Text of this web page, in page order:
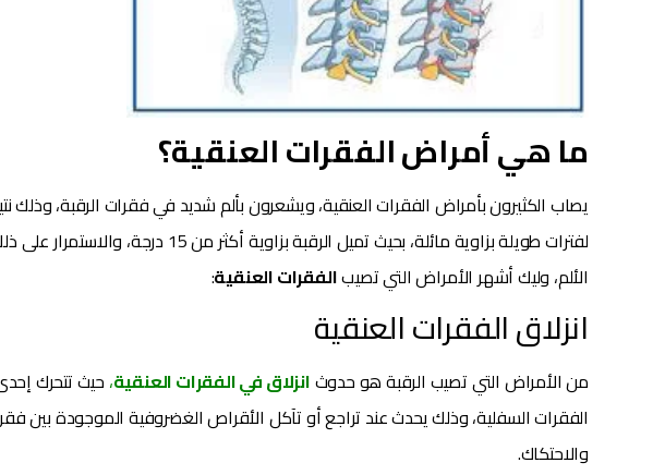
ما هي أمراض الفقرات العنقية؟
يصاب الكثيرون بأمراض الفقرات العنقية، ويشعرون بألم شديد في فقرات الرقبة، وذلك
لفترات طويلة بزاوية مائلة، بحيث تميل
الألم، وليك أشهر الأمراض التيتصيبالفقرات العنقية:
انزلاق الفقرات العنقية
من الأمراض التي تصيب الرقبة هو حدوثانزلاق في الفقرات العنقية، حيث تتحرك
الفقرات السفلية، وذلك يحدث عند تراجع أو تآكل الأقراص الغضروفية الموجودة بين
والاحتكاك.